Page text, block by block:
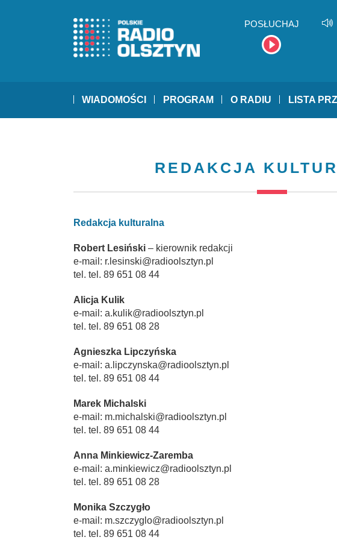
POSŁUCHAJ
WIADOMOŚCI PROGRAM O RADIU LISTA
REDAKCJA
Redakcja kulturalna
Robert Lesiński – kierownik redakcji
e-mail: r.lesinski@radioolsztyn.pl
tel. tel. 89 651 08 44
Alicja Kulik
e-mail: a.kulik@radioolsztyn.pl
tel. tel. 89 651 08 28
Agnieszka Lipczyńska
e-mail: a.lipczynska@radioolsztyn.pl
tel. tel. 89 651 08 44
Marek Michalski
e-mail: m.michalski@radioolsztyn.pl
tel. tel. 89 651 08 44
Anna Minkiewicz-Zaremba
e-mail: a.minkiewicz@radioolsztyn.pl
tel. tel. 89 651 08 28
Monika Szczygło
e-mail: m.szczyglo@radioolsztyn.pl
tel. tel. 89 651 08 44